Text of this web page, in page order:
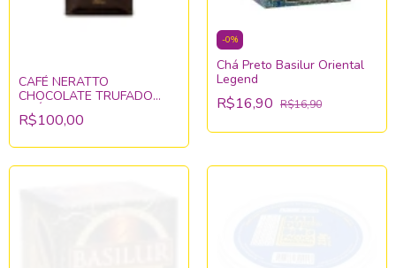
CAFÉ NERATTO
CHOCOLATE TRUFADO
MOÍDO 250g
R$100,00
-0%
Chá Preto Basilur Oriental
Legend
R$16,90 R$16,90